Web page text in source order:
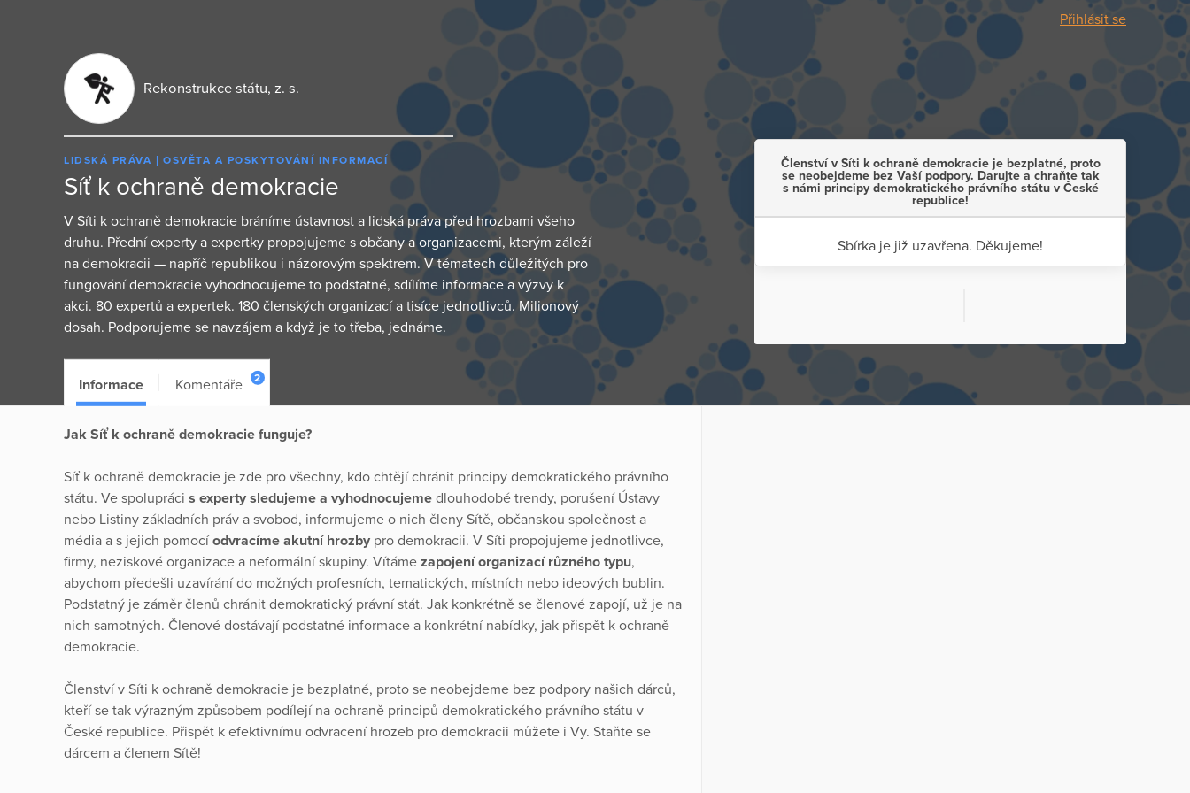
Přihlásit se
Rekonstrukce státu, z. s.
LIDSKÁ PRÁVA OSVĚTA A POSKYTOVÁNÍ INFORMACÍ
Síť k ochraně demokracie
V Síti k ochraně demokracie bráníme ústavnost a lidská práva před hrozbami všeho
druhu. Přední experty a expertky propojujeme s občany a organizacemi, kterým záleží
na demokracii — napříč republikou i názorovým spektrem. V tématech důležitých pro
fungování demokracie vyhodnocujeme to podstatné, sdílíme informace a výzvy k
akci. 80 expertů a expertek. 180 členských organizací a tisíce jednotlivců. Milionový
dosah. Podporujeme se navzájem a když je to třeba, jednáme.
Členství v Síti k ochraně demokracie je bezplatné, proto
se neobejdeme bez Vaší podpory. Darujte a chraňte tak
s námi principy demokratického právního státu v České
republice!
Sbírka je již uzavřena. Děkujeme!
Informace Komentáře 2
Jak Síť k ochraně demokracie funguje?
Síť k ochraně demokracie je zde pro všechny, kdo chtějí chránit principy demokratického právního
státu. Ve spolupráci s experty sledujeme a vyhodnocujeme dlouhodobé trendy, porušení Ústavy
nebo Listiny základních práv a svobod, informujeme o nich členy Sítě, občanskou společnost a
média a s jejich pomocíodvracíme akutní hrozby pro demokracii. V Síti propojujeme jednotlivce,
firmy, neziskové organizace a neformální skupiny. Vítáme zapojení organizací různého typu,
abychom předešli uzavírání do možných profesních, tematických, místních nebo ideových bublin.
Podstatný je záměr členů chránit demokratický právní stát. Jak konkrétně se členové zapojí, už je na
nich samotných. Členové dostávají podstatné informace a konkrétní nabídky, jak přispět k ochraně
demokracie.
Členství v Síti k ochraně demokracie je bezplatné, proto se neobejdeme bez podpory našich dárců,
kteří se tak výrazným způsobem podílejí na ochraně principů demokratického právního státu v
České republice. Přispět k efektivnímu odvracení hrozeb pro demokracii můžete i Vy. Staňte se
dárcem a členem Sítě!